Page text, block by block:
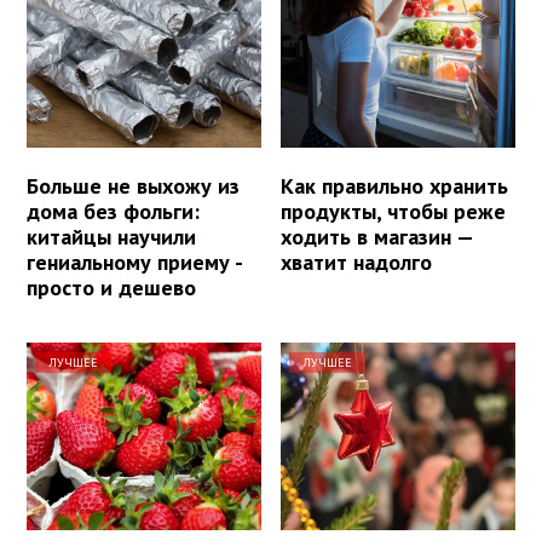
Больше не выхожу из
дома без фольги:
китайцы научили
гениальному приему -
просто и дешево
Как правильно хранить
продукты, чтобы реже
ходить в магазин —
хватит надолго
ЛУЧШЕЕ ЛУЧШЕЕ